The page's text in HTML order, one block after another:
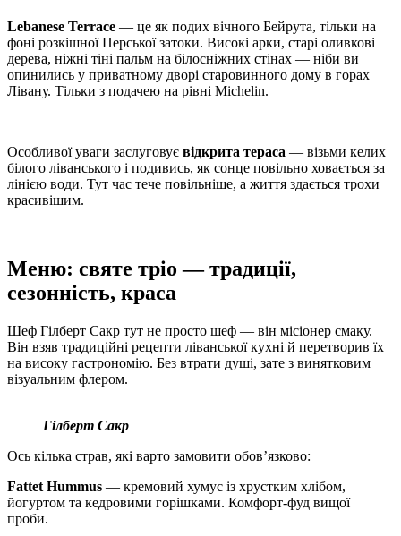
Lebanese Terrace — це як подих вічного Бейрута, тільки на
фоні розкішної Перської затоки. Високі арки, старі оливкові
дерева, ніжні тіні пальм на білосніжних стінах — ніби ви
опинились у приватному дворі старовинного дому в горах
Лівану. Тільки з подачею на рівні Michelin.
Особливої уваги заслуговує відкрита тераса — візьми келих
білого ліванського і подивись, як сонце повільно ховається за
лінією води. Тут час тече повільніше, а життя здається трохи
красивішим.
Меню: святе тріо — традиції,
сезонність, краса
Шеф Гілберт Сакр тут не просто шеф — він місіонер смаку.
Він взяв традиційні рецепти ліванської кухні й перетворив їх
на високу гастрономію. Без втрати душі, зате з винятковим
візуальним флером.
Гілберт Сакр
Ось кілька страв, які варто замовити обов’язково:
Fattet Hummus — кремовий хумус із хрустким хлібом,
йогуртом та кедровими горішками. Комфорт-фуд вищої
проби.